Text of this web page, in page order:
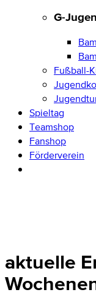
G-
Fußball-
Spieltag
Teamshop
Fanshop
Förderverein
aktuelle